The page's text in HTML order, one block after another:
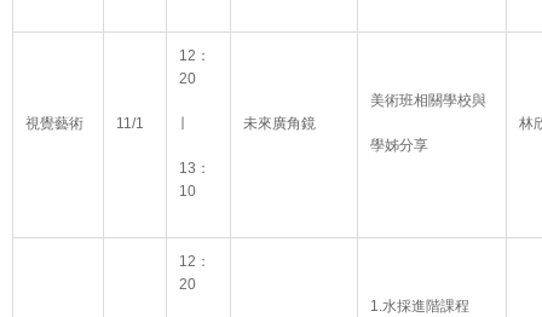
視覺藝術 11/1
12：
20
13：
10
未來廣角鏡
美術班相關學校與
學姊分享
林
12：
20
1.水採進階課程